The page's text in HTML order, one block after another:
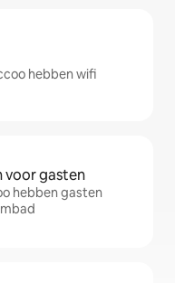
hebben wifi
voor gasten
hebben gasten